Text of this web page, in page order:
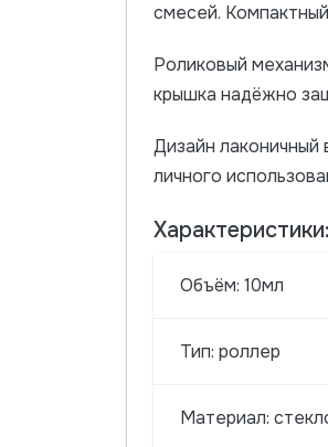
смесей.
Роликовый
крышка надёжно
Дизайн лаконичный
личного
Характеристики:
Объём: 10мл
Тип: роллер
Материал: